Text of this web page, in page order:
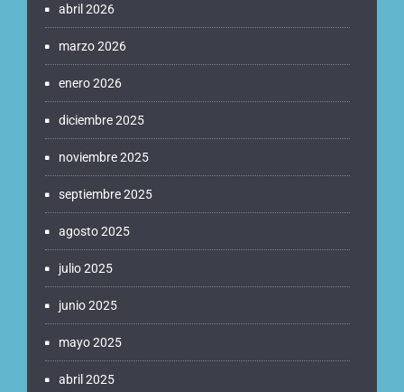
abril 2026
marzo 2026
enero 2026
diciembre 2025
noviembre 2025
septiembre 2025
agosto 2025
julio 2025
junio 2025
mayo 2025
abril 2025